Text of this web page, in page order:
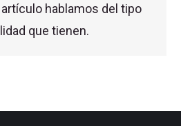
hablamos del tipo
que tienen.